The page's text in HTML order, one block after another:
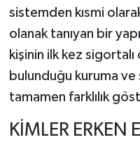
sistemden kısmi
olanak tanıyan bir
kişinin ilk kez
bulunduğu kuruma
tamamen farklılık
KİMLER ERKEN